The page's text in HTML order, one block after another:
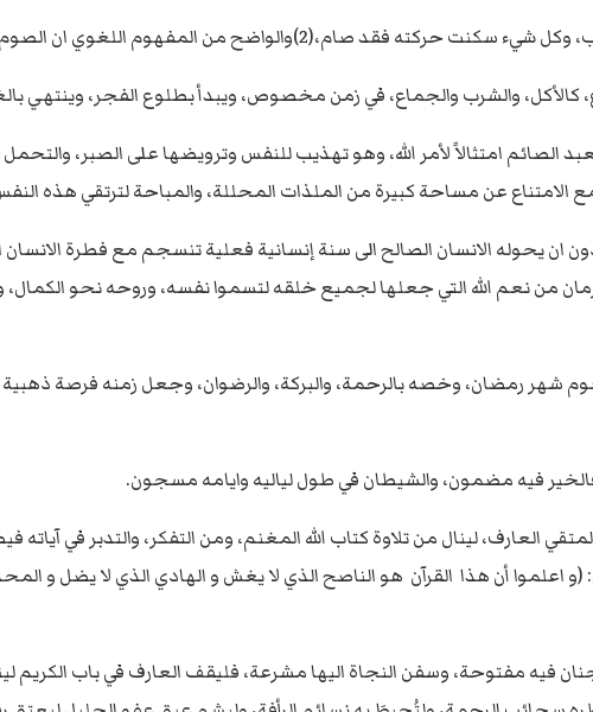
من المفهوم اللغوي ان الصوم امساك، يتبعه سكونٌ، وهدوء.
والشرب والجماع، في زمن مخصوص، ويبدأ بطلوع الفجر، وينتهي
الصائم امتثالاً لأمر الله، وهو تهذيب للنفس وترويضها على الصبر،
الامتناع عن مساحة كبيرة من الملذات المحللة، والمباحة لترتقي هذه
دون ان يحوله الانسان الصالح الى سنة إنسانية فعلية تنسجم مع فطرة
من نعم الله التي جعلها لجميع خلقه لتسموا نفسه، وروحه نحو الكمال،
شهر رمضان، وخصه بالرحمة، والبركة، والرضوان، وجعل زمنه فرصة
فيه مضمون، والشيطان في طول لياليه وايامه مسجون.
العارف، لينال من تلاوة كتاب الله المغنم، ومن التفكر، والتدبر في آياته
اعلموا أن هذا القرآن هو الناصح الذي لا يغش و الهادي الذي لا يضل و
فيه مفتوحة، وسفن النجاة اليها مشرعة، فليقف العارف في باب الكريم